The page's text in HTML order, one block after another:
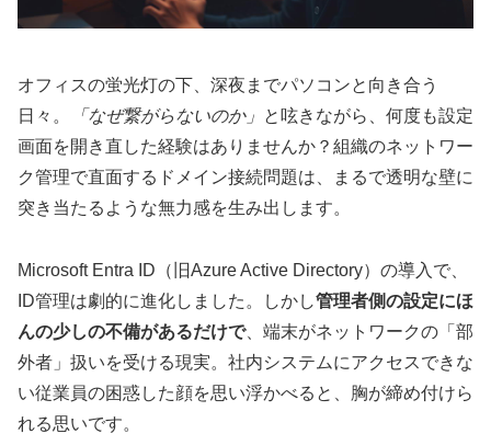
オフィスの蛍光灯の下、深夜までパソコンと向き合う
日々。
「なぜ繋がらないのか」 と呟きながら、何度も設定
画面を開き直した経験はありませんか？組織のネットワー
ク管理で直面するドメイン接続問題は、まるで透明な壁に
突き当たるような無力感を生み出します。
Microsoft Entra ID（旧Azure Active Directory）の導入で、
ID管理は劇的に進化しました。しかし管理者側の設定にほ
んの少しの不備があるだけで、端末がネットワークの「部
外者」扱いを受ける現実。社内システムにアクセスできな
い従業員の困惑した顔を思い浮かべると、胸が締め付けら
れる思いです。